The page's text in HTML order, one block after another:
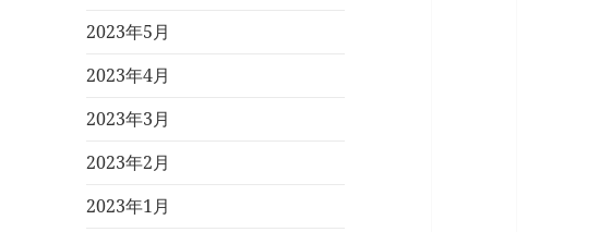
2023年5月
2023年4月
2023年3月
2023年2月
2023年1月